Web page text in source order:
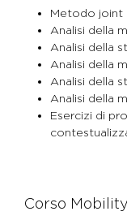
Metodo joint
Analisi della
Analisi della
Analisi della
Analisi della
Analisi della
Esercizi di
Corso